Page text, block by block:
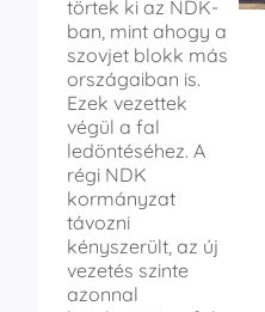
törtek ki az NDK-
ban, mint ahogy a
szovjet blokk más
országaiban is.
Ezek vezettek
végül a fal
ledöntéséhez. A
régi NDK
kormányzat
távozni
kényszerült, az új
vezetés szinte
azonnal